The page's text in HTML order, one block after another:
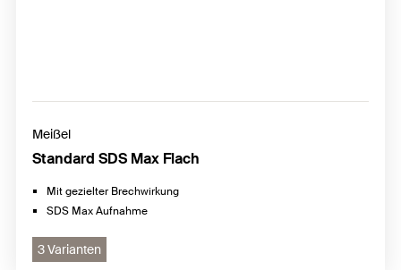
Meißel
Standard SDS Max Flach
Mit gezielter Brechwirkung
SDS Max Aufnahme
3 Varianten